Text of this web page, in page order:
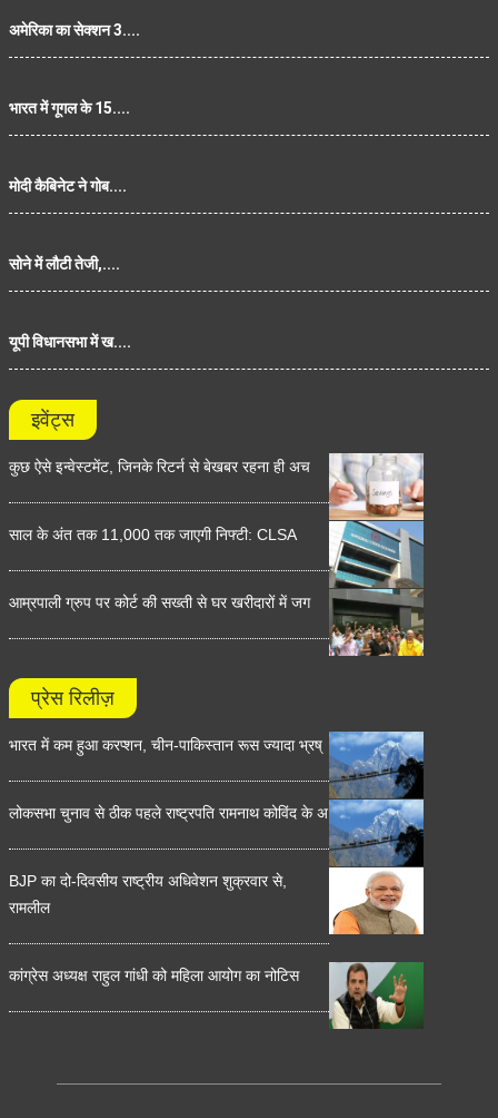
अमेरिका का सेक्शन 3....
भारत में गूगल के 15....
मोदी कैबिनेट ने गोब....
सोने में लौटी तेजी,....
यूपी विधानसभा में ख....
इवेंट्स
कुछ ऐसे इन्वेस्टमेंट, जिनके रिटर्न से बेखबर रहना ही अच
साल के अंत तक 11,000 तक जाएगी निफ्टी: CLSA
आम्रपाली ग्रुप पर कोर्ट की सख्ती से घर खरीदारों में जग
प्रेस रिलीज़
भारत में कम हुआ करप्शन, चीन-पाकिस्तान रूस ज्यादा भ्रष्
लोकसभा चुनाव से ठीक पहले राष्ट्रपति रामनाथ कोविंद के अ
BJP का दो-दिवसीय राष्ट्रीय अधिवेशन शुक्रवार से,
रामलील
कांग्रेस अध्यक्ष राहुल गांधी को महिला आयोग का नोटिस